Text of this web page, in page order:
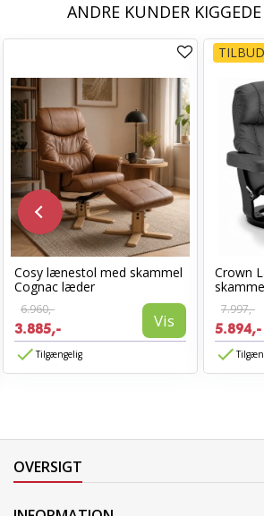
ANDRE KUNDER
Cosy lænestol med skammel
Cognac læder
6.960,-
3.885,- Vis
Tilgængelig
TILBUD
Crown
7.997,-
5.894,-
OVERSIGT